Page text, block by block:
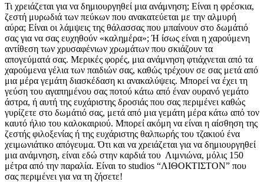
Τι χρειάζεται για να δημιουργηθεί μια ανάμνηση; Είναι η φρέσκια,
ζεστή μυρωδιά των πεύκων που ανακατεύεται με την αλμυρή
αύρα; Είναι οι λάμψεις της θάλασσας που μπαίνουν στο δωμάτιό
σας για να σας ευχηθούν «καλημέρα»; Ή ίσως είναι η χαρούμενη
αντίθεση των χρυσαφένιων χρωμάτων που σκιάζουν τα
απογεύματά σας. Μερικές φορές, μια ανάμνηση φτιάχνεται από τα
χαρούμενα γέλια των παιδιών σας, καθώς τρέχουν σε σας μετά από
μια μέρα γεμάτη διασκέδαση κι ανακαλύψεις. Μπορεί να έχει τη
γεύση του αγαπημένου σας ποτού κάτω από έναν ουρανό γεμάτο
άστρα, ή αυτή της ευχάριστης δροσιάς που σας περιμένει καθώς
γυρίζετε στο δωμάτιό σας, μετά από μια γεμάτη μέρα κάτω από τον
καυτό ήλιο του καλοκαιριού. Μπορεί ακόμη να είναι η αίσθηση της
ζεστής φιλοξενίας ή της ευχάριστης θαλπωρής του τζακιού ένα
χειμωνιάτικο απόγευμα. Ότι και να χρειάζεται για να δημιουργηθεί
μια ανάμνηση, είναι εδώ στην καρδιά του Λιμνιώνα, μόλις 150
μέτρα από την παραλία. Είναι το studios “ΛΙΘΟΚΤΙΣΤΟΝ” που
σας περιμένει για να τη ζήσετε!